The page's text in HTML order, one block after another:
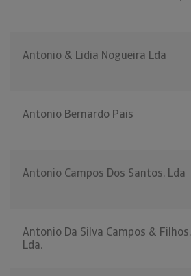
Antonio & Lidia Nogueira Lda
Antonio Bernardo Pais
Antonio Campos Dos Santos, Lda
Antonio Da Silva Campos & Filhos,
Lda.